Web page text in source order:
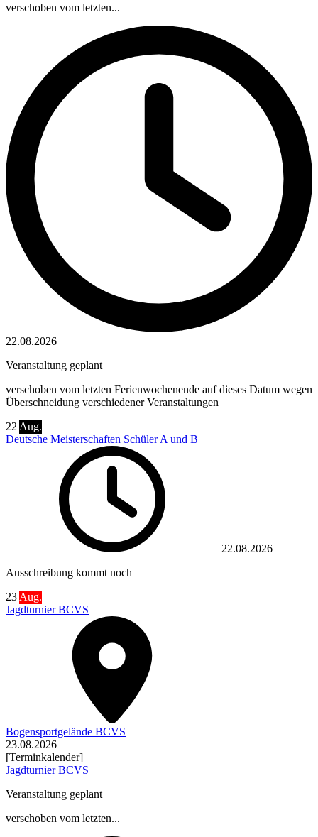
verschoben vom letzten...
22.08.2026
Veranstaltung geplant
verschoben vom letzten Ferienwochenende auf dieses Datum wegen
Überschneidung verschiedener Veranstaltungen
22 Aug.
Deutsche Meisterschaften Schüler A und B
22.08.2026
Ausschreibung kommt noch
23 Aug.
Jagdturnier BCVS
Bogensportgelände BCVS
23.08.2026
[Terminkalender]
Jagdturnier BCVS
Veranstaltung geplant
verschoben vom letzten...